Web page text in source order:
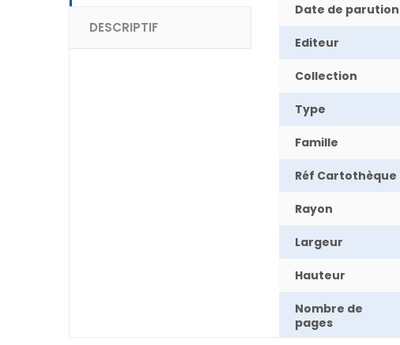
DESCRIPTIF
Date de parution
Editeur
Collection
Type
Famille
Réf Cartothèque
Rayon
Largeur
Hauteur
Nombre de
pages